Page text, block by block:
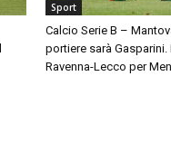
Sport
Calcio Serie B –
portiere sarà Gasparini.
Ravenna-Lecco per